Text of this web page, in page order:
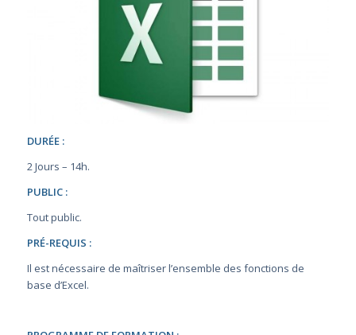
DURÉE :
2 Jours – 14h.
PUBLIC :
Tout public.
PRÉ-REQUIS :
Il est nécessaire de maîtriser l’ensemble des fonctions de
base d’Excel.